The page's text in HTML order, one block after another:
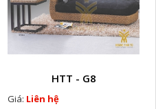
HTT - G8
Giá: Liên hệ